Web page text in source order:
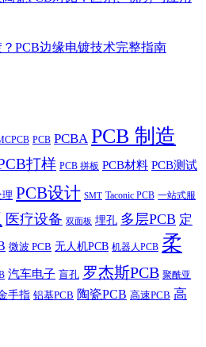
PCB边缘电镀技术完整指南
PCB PCBA PCB 制造
打样 PCB 拼板 PCB材料 PCB测试
理 PCB设计 SMT Taconic PCB 一站式服
医疗设备 双面板 埋孔 多层PCB 定
微波 PCB 无人机PCB 机器人PCB 柔
汽车电子 盲孔 罗杰斯PCB 聚酰亚
手指 铝基PCB 陶瓷PCB 高速PCB 高